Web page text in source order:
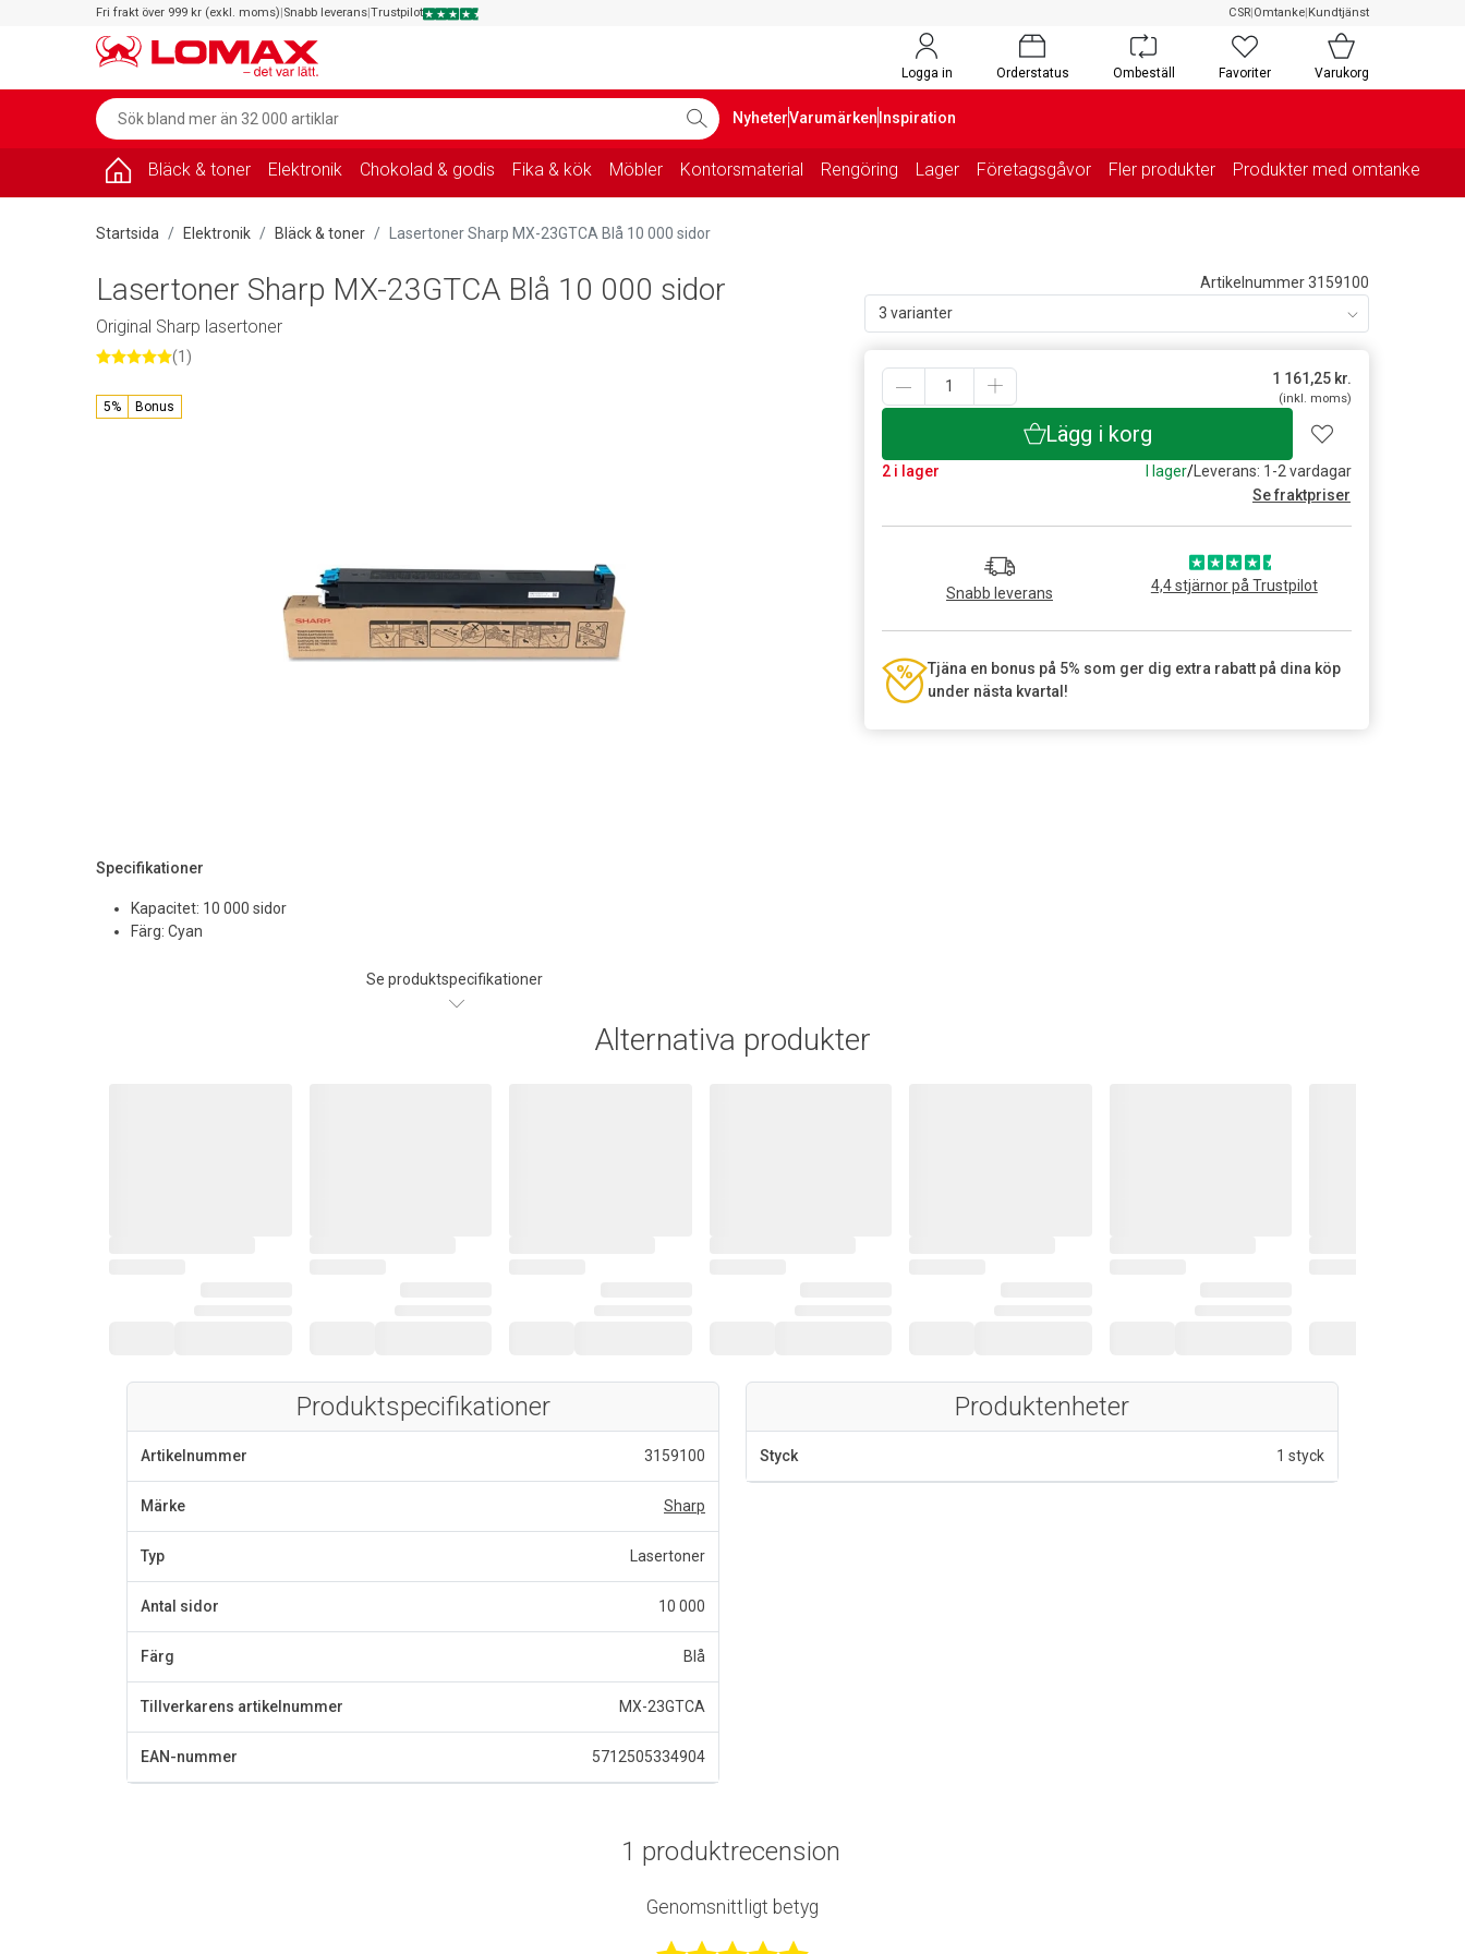
Fri frakt över 999 kr (exkl. moms)|Snabb leverans|Trustpilot CSR|Omtanke|Kundtjänst
Logga in Orderstatus Ombeställ Favoriter Varukorg
NyheterVarumärken Inspiration
Bläck & toner Elektronik Chokolad & godis Fika & kök Möbler Kontorsmaterial Rengöring Lager Företagsgåvor Fler produkter Produkter med omtanke
Startsida Elektronik Bläck & toner Lasertoner Sharp MX-23GTCA Blå 10 000 sidor
5% Bonus
Specifikationer
Kapacitet: 10 000 sidor
Färg: Cyan
Se produktspecifikationer
Artikelnummer 3159100
3 varianter
1 161,25kr.
(inkl. moms)
Lägg i korg
2 i lager I lager/Leverans: 1-2 vardagar
Se fraktpriser
Snabb leverans 4,4 stjärnor på Trustpilot
Tjäna en bonus på 5% som ger dig extra rabatt på dina köp
under nästa kvartal!
Lasertoner Sharp MX-23GTCA Blå 10 000 sidor
Original Sharp lasertoner
(1)
Alternativa produkter
Produktspecifikationer
Artikelnummer 3159100
Märke Sharp
Typ Lasertoner
Antal sidor 10 000
Färg Blå
Tillverkarens artikelnummer MX-23GTCA
EAN-nummer 5712505334904
Produktenheter
Styck 1 styck
1 produktrecension
Genomsnittligt betyg